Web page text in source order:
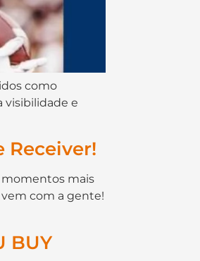
como
visibilidade e
Receiver!
momentos mais
vem com a gente!
BUY